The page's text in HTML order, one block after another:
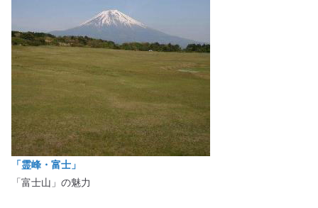
「霊峰・富士」
「富士山」の魅力